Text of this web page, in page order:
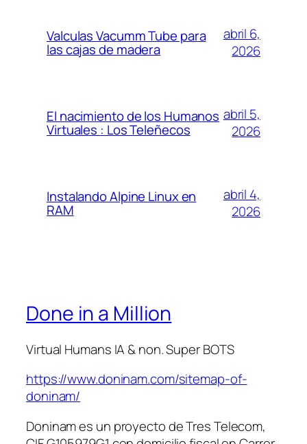
Valculas Vacumm Tube para
las cajas de madera
abril 6,
2026
El nacimiento de los Humanos
Virtuales : Los Teleñecos
abril 5,
2026
Instalando Alpine Linux en
RAM
abril 4,
2026
Done in a Million
Virtual Humans IA & non. Super BOTS
https://www.doninam.com/sitemap-of-
doninam/
Doninam es un proyecto de Tres Telecom,